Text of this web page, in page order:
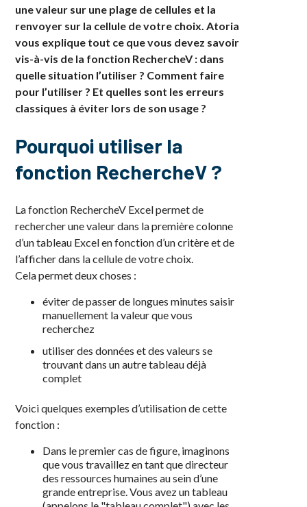
une valeur sur une plage de cellules et la
renvoyer sur la cellule de votre choix. Atoria
vous explique tout ce que vous devez savoir
vis-à-vis de la fonction RechercheV : dans
quelle situation l’utiliser ? Comment faire
pour l’utiliser ? Et quelles sont les erreurs
classiques à éviter lors de son usage ?
Pourquoi utiliser la
fonction RechercheV ?
La fonction RechercheV Excel permet de
rechercher une valeur dans la première colonne
d’un tableau Excel en fonction d’un critère et de
l’afficher dans la cellule de votre choix.
Cela permet deux choses :
éviter de passer de longues minutes saisir
manuellement la valeur que vous
recherchez
utiliser des données et des valeurs se
trouvant dans un autre tableau déjà
complet
Voici quelques exemples d’utilisation de cette
fonction :
Dans le premier cas de figure, imaginons
que vous travaillez en tant que directeur
des ressources humaines au sein d’une
grande entreprise. Vous avez un tableau